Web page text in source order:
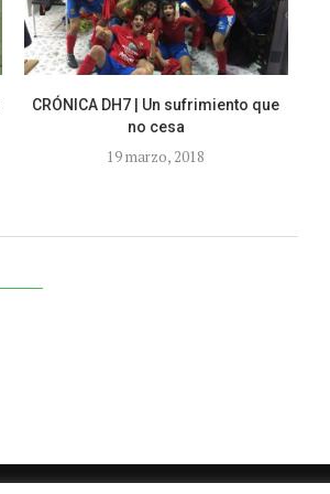
CRÓNICA DH7 | Un sufrimiento que
no cesa
19 marzo, 2018